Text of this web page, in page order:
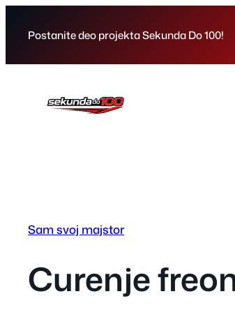
Postanite deo projekta Sekunda Do 100!
Sam svoj majstor
Curenje